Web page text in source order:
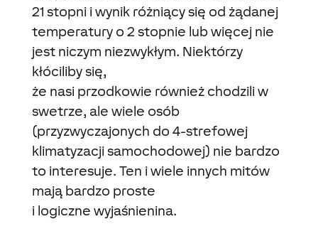
21 stopni i wynik różniący się od żądanej
temperatury o 2 stopnie lub więcej nie
jest niczym niezwykłym. Niektórzy
kłóciliby się,
że nasi przodkowie również chodzili w
swetrze, ale wiele osób
(przyzwyczajonych do 4-strefowej
klimatyzacji samochodowej) nie bardzo
to interesuje. Ten i wiele innych mitów
mają bardzo proste
i logiczne wyjaśnienina.